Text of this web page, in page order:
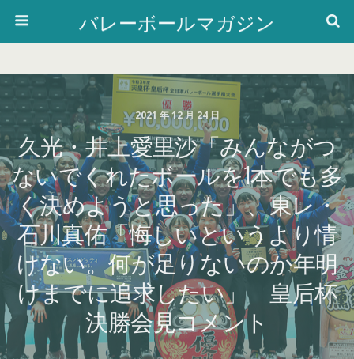
バレーボールマガジン
2021 年 12 月 24 日
久光・井上愛里沙「みんながつ
ないでくれたボールを1本でも多
く決めようと思った」、東レ・
石川真佑「悔しいというより情
けない。何が足りないのか年明
けまでに追求したい」 皇后杯
決勝会見コメント